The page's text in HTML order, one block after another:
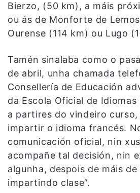
Bierzo, (50 km), a máis
ou ás de Monforte de
Ourense (114 km) ou Lugo
Tamén sinalaba como o
de abril, unha chamada
Consellería de Educación
da Escola Oficial de
a partires do vindeiro
impartir o idioma francés.
comunicación oficial, nin
acompañe tal decisión, nin
algunha, despois de máis
impartindo clase”.